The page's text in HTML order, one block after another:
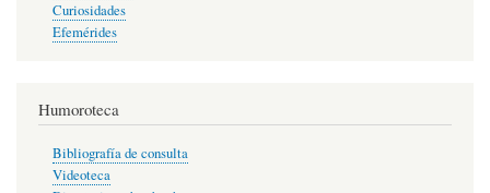
Curiosidades
Efemérides
Humoroteca
Bibliografía de consulta
Videoteca